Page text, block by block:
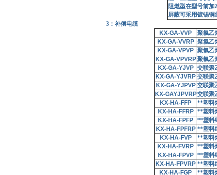
阻燃型在型号前加
屏蔽可采用镀锡铜
3：补偿电缆
KX-GA-VVP
聚氯乙
KX-GA-VVRP 聚氯乙
KX-GA-VPVP 聚氯乙
KX-GA-VPVRP聚氯乙
KX-GA-YJVP 交联聚
KX-GA-YJVRP 交联聚
KX-GA-YJPVP 交联聚
KX-GAYJPVRP交联聚
KX-HA-FFP
**塑料
KX-HA-FFRP **塑料
KX-HA-FPFP **塑料
KX-HA-FPFRP **塑料
KX-HA-FVP
**塑料
KX-HA-FVRP **塑料
KX-HA-FPVP **塑料
KX-HA-FPVRP **塑料
KX-HA-FGP
**塑料